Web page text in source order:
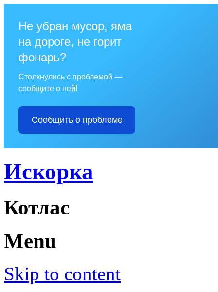
Не убран мусор, яма
на дороге, не горит
фонарь?
Столкнулись с проблемой —
сообщите о ней!
Сообщить о проблеме
Искорка
Котлас
Menu
Skip to content